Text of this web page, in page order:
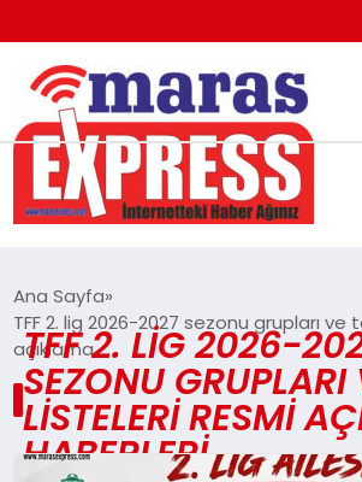
K.MARAŞ
ANDIRIN
AFŞİN
ÇAĞLAYANCERİT
Ana Sayfa
TFF 2. lig 2026-2027 sezonu grupları ve
açıklama
TFF 2. LIG 2026-
SEZONU
LISTELERI RESMI
HABERLERI